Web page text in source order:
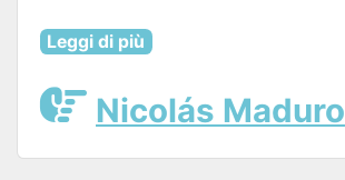
Leggi di più
Nicolás Maduro